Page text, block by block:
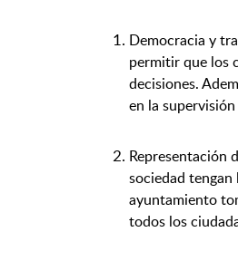
Democracia y
permitir que los
decisiones.
en la
Representación
sociedad tengan
ayuntamiento
todos los